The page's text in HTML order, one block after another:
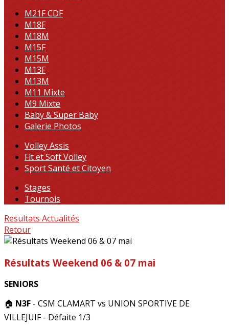
M21F CDF
M18F
M18M
M15F
M15M
M13F
M13M
M11 Mixte
M9 Mixte
Baby & Super Baby
Galerie Photos
Volley Assis
Fit et Soft Volley
Sport Santé et Citoyen
Stages
Tournois
Resultats Actualités
Retour
Résultats Weekend 06 & 07 mai
SENIORS
🏠 N3F - CSM CLAMART vs UNION SPORTIVE DE
VILLEJUIF - Défaite 1/3